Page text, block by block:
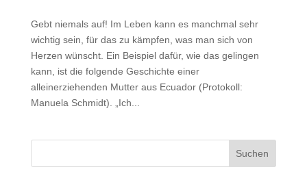
Gebt niemals auf! Im Leben kann es manchmal sehr
wichtig sein, für das zu kämpfen, was man sich von
Herzen wünscht. Ein Beispiel dafür, wie das gelingen
kann, ist die folgende Geschichte einer
alleinerziehenden Mutter aus Ecuador (Protokoll:
Manuela Schmidt). „Ich...